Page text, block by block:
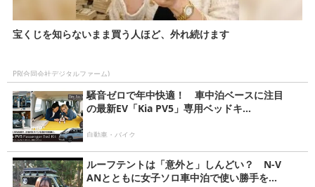
宝くじを知らないまま買う人ほど、外れ続けます
PR(合同会社デジタルファーム)
騒音ゼロで年中快適！ 車中泊ベースに注目
の最新EV「Kia PV5」専用ベッドキ...
自動車・バイク
ルーフテントは「意外と」しんどい？ N-V
ANとともに女子ソロ車中泊で使い勝手を...